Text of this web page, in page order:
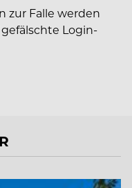
zur Falle werden
Login-